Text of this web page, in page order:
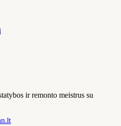
ir remonto meistrus su